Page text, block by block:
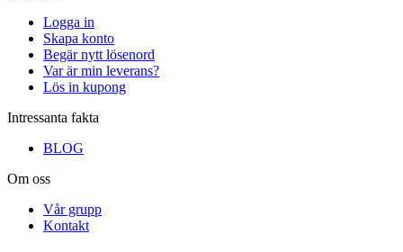
Logga in
Skapa konto
Begär nytt lösenord
Var är min leverans?
Lös in kupong
Intressanta fakta
BLOG
Om oss
Vår grupp
Kontakt